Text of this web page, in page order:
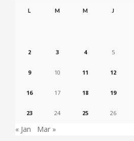
L M M J
2 3 4 5
9 10 11 12
16 17 18 19
23 24 25 26
« Jan Mar »